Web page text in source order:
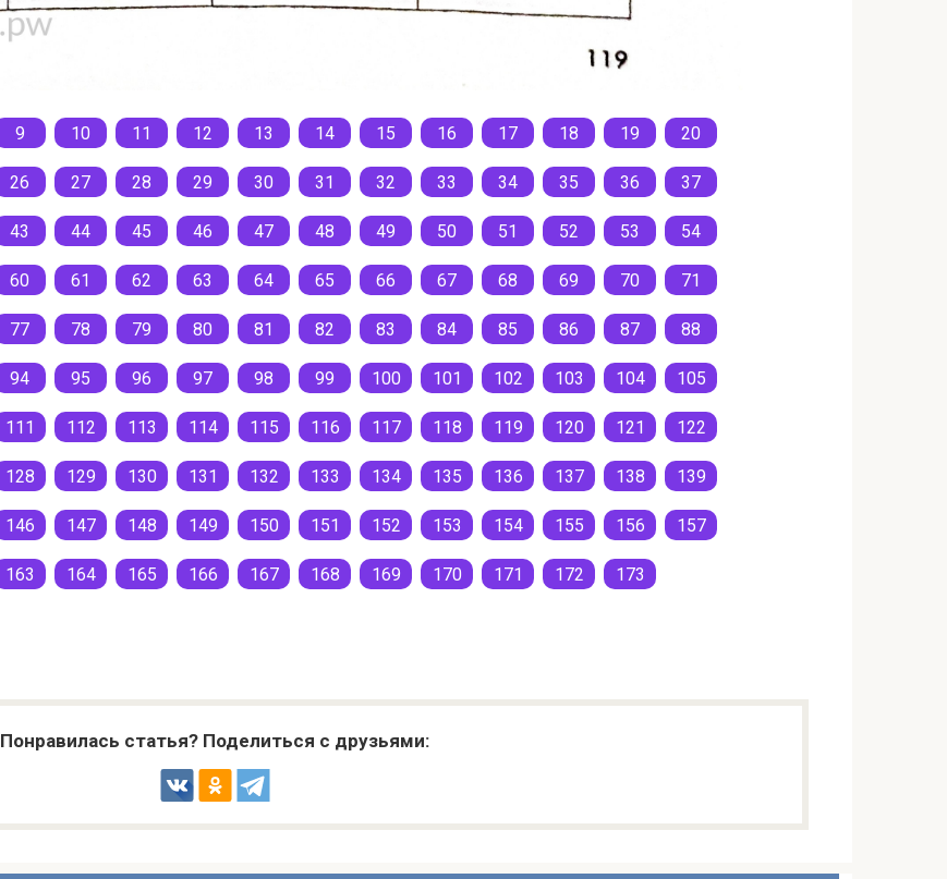
9 10 11 12 13 14 15 16 17 18 19 20
26 27 28 29 30 31 32 33 34 35 36 37
43 44 45 46 47 48 49 50 51 52 53 54
60 61 62 63 64 65 66 67 68 69 70 71
77 78 79 80 81 82 83 84 85 86 87 88
94 95 96 97 98 99 100 101 102 103 104 105
111 112 113 114 115 116 117 118 119 120 121 122
128 129 130 131 132 133 134 135 136 137 138 139
146 147 148 149 150 151 152 153 154 155 156 157
163 164 165 166 167 168 169 170 171 172 173
Понравилась статья? Поделиться с друзьями: